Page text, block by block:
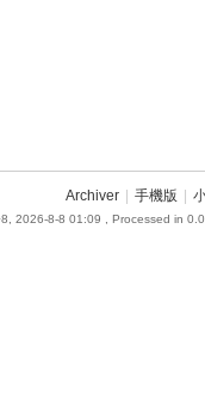
Archiver 手機版
2026-8-8 01:09 , Processed in